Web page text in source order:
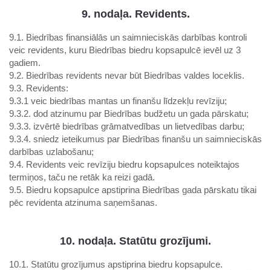
9. nodaļa. Revidents.
9.1. Biedrības finansiālās un saimnieciskās darbības kontroli
veic revidents, kuru Biedrības biedru kopsapulcē ievēl uz 3
gadiem.
9.2. Biedrības revidents nevar būt Biedrības valdes loceklis.
9.3. Revidents:
9.3.1 veic biedrības mantas un finanšu līdzekļu revīziju;
9.3.2. dod atzinumu par Biedrības budžetu un gada pārskatu;
9.3.3. izvērtē biedrības grāmatvedības un lietvedības darbu;
9.3.4. sniedz ieteikumus par Biedrības finanšu un saimnieciskās
darbības uzlabošanu;
9.4. Revidents veic revīziju biedru kopsapulces noteiktajos
termiņos, taču ne retāk ka reizi gadā.
9.5. Biedru kopsapulce apstiprina Biedrības gada pārskatu tikai
pēc revidenta atzinuma saņemšanas.
10. nodaļa. Statūtu grozījumi.
10.1. Statūtu grozījumus apstiprina biedru kopsapulce.